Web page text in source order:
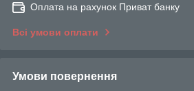
Оплата на рахунок Приват банку
Всі умови оплати
Умови повернення